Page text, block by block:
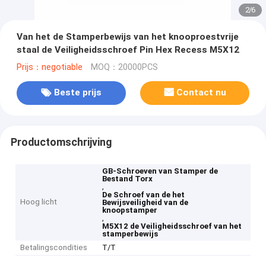
2/6
Van het de Stamperbewijs van het knooproestvrije
staal de Veiligheidsschroef Pin Hex Recess M5X12
Prijs：negotiable MOQ：20000PCS
Beste prijs Contact nu
Productomschrijving
Hoog licht
GB-Schroeven van Stamper de
Bestand Torx
,
De Schroef van de het
Bewijsveiligheid van de
knoopstamper
,
M5X12 de Veiligheidsschroef van het
stamperbewijs
Betalingscondities
T/T